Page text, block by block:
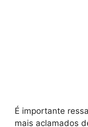
É importante
mais aclamados